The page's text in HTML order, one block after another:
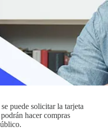
puede solicitar la tarjeta
hacer compras